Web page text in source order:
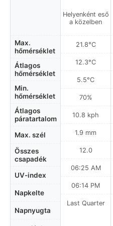
Max.
hőmérséklet
Átlagos
hőmérséklet
Min.
hőmérséklet
Átlagos
páratartalom
Max. szél
Összes
csapadék
UV-index
Napkelte
Napnyugta
Helyenként eső
a közelben
21.8°C
12.3°C
5.5°C
70%
10.8 kph
1.9 mm
12.0
06:25 AM
06:14 PM
Last Quarter